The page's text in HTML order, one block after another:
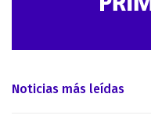
Noticias más leídas